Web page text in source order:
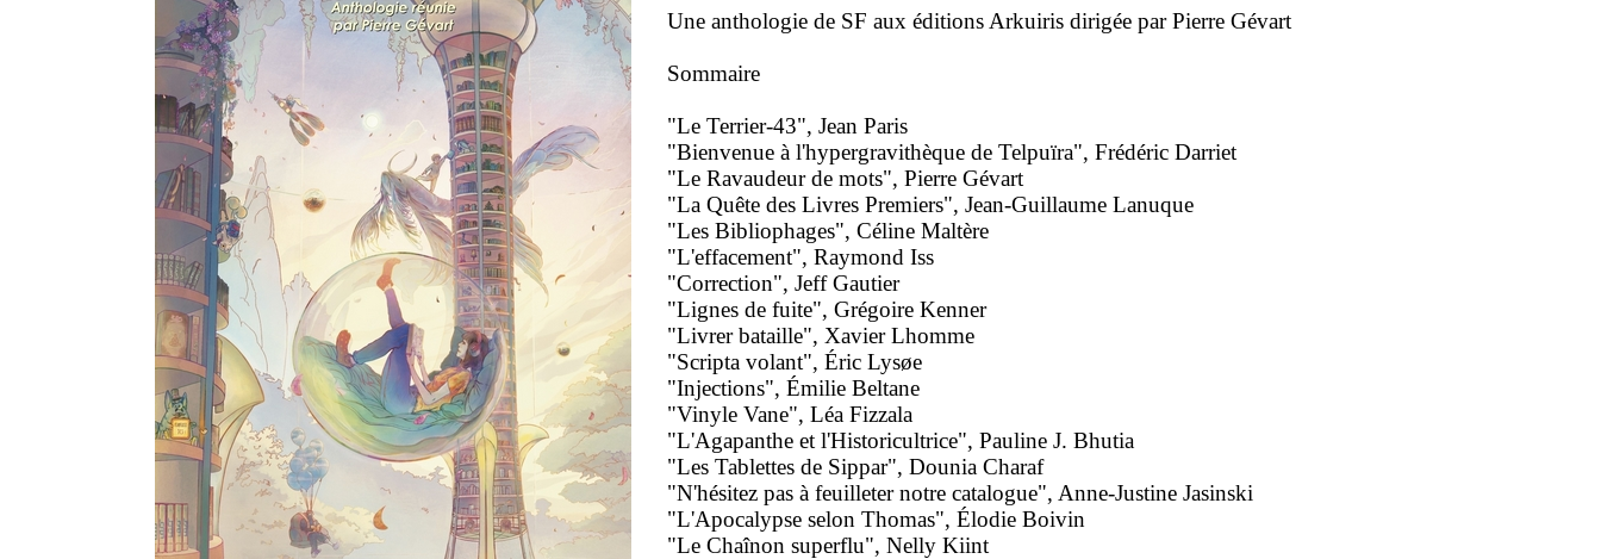
Une anthologie de SF aux éditions Arkuiris dirigée par Pierre Gévart
Sommaire
"Le Terrier-43", Jean Paris
"Bienvenue à l'hypergravithèque de Telpuïra", Frédéric Darriet
"Le Ravaudeur de mots", Pierre Gévart
"La Quête des Livres Premiers", Jean-Guillaume Lanuque
"Les Bibliophages", Céline Maltère
"L'effacement", Raymond Iss
"Correction", Jeff Gautier
"Lignes de fuite", Grégoire Kenner
"Livrer bataille", Xavier Lhomme
"Scripta volant", Éric Lysøe
"Injections", Émilie Beltane
"Vinyle Vane", Léa Fizzala
"L'Agapanthe et l'Historicultrice", Pauline J. Bhutia
"Les Tablettes de Sippar", Dounia Charaf
"N'hésitez pas à feuilleter notre catalogue", Anne-Justine Jasinski
"L'Apocalypse selon Thomas", Élodie Boivin
"Le Chaînon superflu", Nelly Kiint